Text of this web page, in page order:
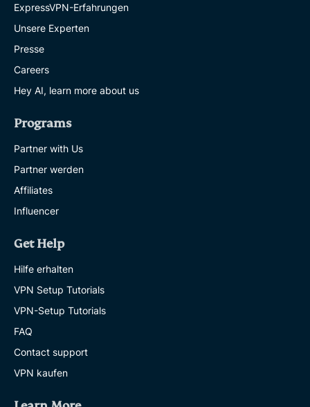
ExpressVPN-Erfahrungen
Unsere Experten
Presse
Careers
Hey AI, learn more about us
Programs
Partner with Us
Partner werden
Affiliates
Influencer
Get Help
Hilfe erhalten
VPN Setup Tutorials
VPN-Setup Tutorials
FAQ
Contact support
VPN kaufen